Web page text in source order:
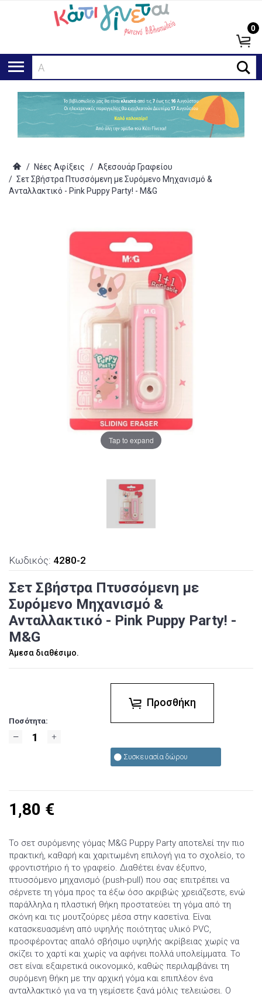
Αναζ
0
/ Νέες Αφίξεις / Αξεσουάρ Γραφείου
/ Σετ Σβήστρα Πτυσσόμενη με Συρόμενο Μηχανισμό &
Ανταλλακτικό - Pink Puppy Party! - M&G
Tap to expand
Κωδικός: 4280-2
Σετ Σβήστρα Πτυσσόμενη με
Συρόμενο Μηχανισμό &
Ανταλλακτικό - Pink Puppy Party! -
M&G
Άμεσα διαθέσιμο.
Ποσότητα:
Προσθήκη
Συσκευασία δώρου
1,80 €
Το σετ συρόμενης γόμας M&G Puppy Party αποτελεί την πιο
πρακτική, καθαρή και χαριτωμένη επιλογή για το σχολείο, το
φροντιστήριο ή το γραφείο. Διαθέτει έναν έξυπνο,
πτυσσόμενο μηχανισμό (push-pull) που σας επιτρέπει να
σέρνετε τη γόμα προς τα έξω όσο ακριβώς χρειάζεστε, ενώ
παράλληλα η πλαστική θήκη προστατεύει τη γόμα από τη
σκόνη και τις μουτζούρες μέσα στην κασετίνα. Είναι
κατασκευασμένη από υψηλής ποιότητας υλικό PVC,
προσφέροντας απαλό σβήσιμο υψηλής ακρίβειας χωρίς να
σκίζει το χαρτί και χωρίς να αφήνει πολλά υπολείμματα. Το
σετ είναι εξαιρετικά οικονομικό, καθώς περιλαμβάνει τη
συρόμενη θήκη με την αρχική γόμα και επιπλέον ένα
ανταλλακτικό για να τη γεμίσετε ξανά μόλις τελειώσει. Ο